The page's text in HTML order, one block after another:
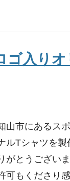
ゴ入り
山市にあるス
ルTシャツを製
がとうござい
可もくださり